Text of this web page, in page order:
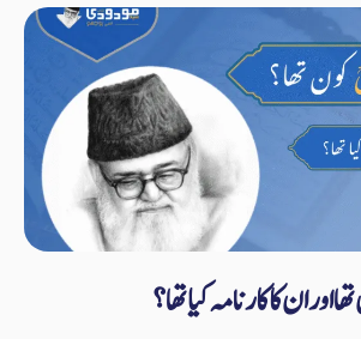
اور ان کا کارنامہ کیا تھا؟